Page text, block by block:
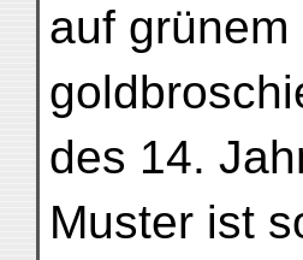
auf
des 14.
Muster ist